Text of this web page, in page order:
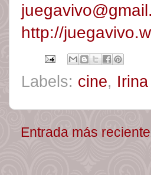
http://
Labels: cine,
Entrada más reciente